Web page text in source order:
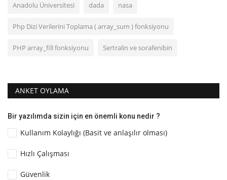
Anadolu Üniversitesi dada nasa
Php Dizi Verilerini Toplama ( array_sum ) fonksiyonu
PHP array_fill fonksiyonu Sertralin ve sorafenibin
ANKET OYLAMA
Bir yazılımda sizin için en önemli konu nedir ?
Kullanım Kolaylığı (Basit ve anlaşılır olması)
Hızlı Çalışması
Güvenlik